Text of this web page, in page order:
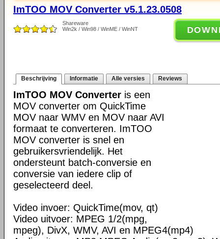
ImTOO MOV Converter v5.1.23.0508
Shareware
Win2k / Win98 / WinME / WinNT
Beschrijving Informatie Alle versies Reviews
ImTOO MOV Converter is een
MOV converter om QuickTime
MOV naar WMV en MOV naar AVI
formaat te converteren. ImTOO
MOV converter is snel en
gebruikersvriendelijk. Het
ondersteunt batch-conversie en
conversie van iedere clip of
geselecteerd deel.
Video invoer: QuickTime(mov, qt)
Video uitvoer: MPEG 1/2(mpg,
mpeg), DivX, WMV, AVI en MPEG4(mp4)